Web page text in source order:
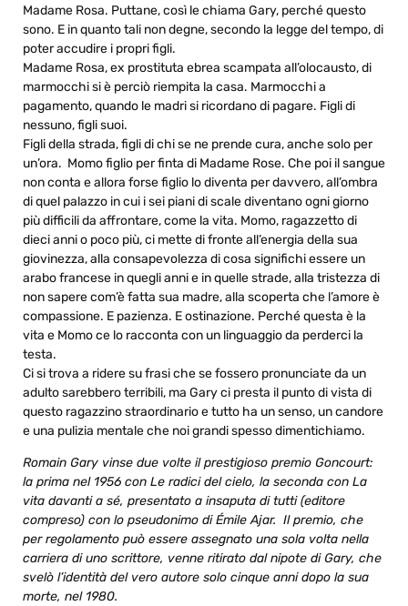
Madame Rosa. Puttane, così le chiama Gary, perché questo
sono. E in quanto tali non degne, secondo la legge del tempo, di
poter accudire i propri figli.
Madame Rosa, ex prostituta ebrea scampata all’olocausto, di
marmocchi si è perciò riempita la casa. Marmocchi a
pagamento, quando le madri si ricordano di pagare. Figli di
nessuno, figli suoi.
Figli della strada, figli di chi se ne prende cura, anche solo per
un’ora. Momo figlio per finta di Madame Rose. Che poi il sangue
non conta e allora forse figlio lo diventa per davvero, all’ombra
di quel palazzo in cui i sei piani di scale diventano ogni giorno
più difficili da affrontare, come la vita. Momo, ragazzetto di
dieci anni o poco più, ci mette di fronte all’energia della sua
giovinezza, alla consapevolezza di cosa significhi essere un
arabo francese in quegli anni e in quelle strade, alla tristezza di
non sapere com’è fatta sua madre, alla scoperta che l’amore è
compassione. E pazienza. E ostinazione. Perché questa è la
vita e Momo ce lo racconta con un linguaggio da perderci la
testa.
Ci si trova a ridere su frasi che se fossero pronunciate da un
adulto sarebbero terribili, ma Gary ci presta il punto di vista di
questo ragazzino straordinario e tutto ha un senso, un candore
e una pulizia mentale che noi grandi spesso dimentichiamo.
Romain Gary vinse due volte il prestigioso premio Goncourt:
la prima nel 1956 con Le radici del cielo, la seconda con La
vita davanti a sé, presentato a insaputa di tutti (editore
compreso) con lo pseudonimo di Émile Ajar. Il premio, che
per regolamento può essere assegnato una sola volta nella
carriera di uno scrittore, venne ritirato dal nipote di Gary, che
svelò l’identità del vero autore solo cinque anni dopo la sua
morte, nel 1980.